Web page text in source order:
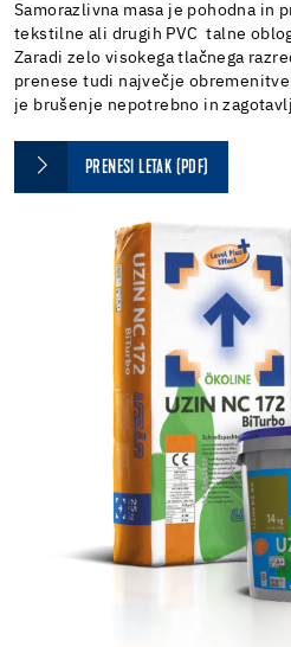
Samorazlivna masa je pohodna in
tekstilne ali drugih PVC talne
Zaradi zelo visokega tlačnega
prenese tudi največje
je brušenje nepotrebno in
PRENESI LETAK (PDF)